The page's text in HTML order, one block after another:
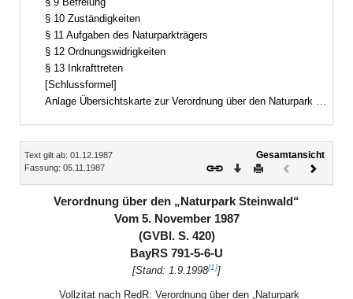
§ 10 Zuständigkeiten
§ 11 Aufgaben des Naturparkträgers
§ 12 Ordnungswidrigkeiten
§ 13 Inkrafttreten
[Schlussformel]
Anlage Übersichtskarte zur Verordnung über den Naturpark Steinwald
Inhalt
Text gilt ab: 01.12.1987
Fassung: 05.11.1987
Gesamtansicht
Download
DruckenVorheriges
Verordnung über den „Naturpark Steinwald“
Vom 5. November 1987
(GVBl. S. 420)
BayRS 791-5-6-U
[Stand: 1.9.1998[1]]
Vollzitat nach RedR: Verordnung über den „Naturpark